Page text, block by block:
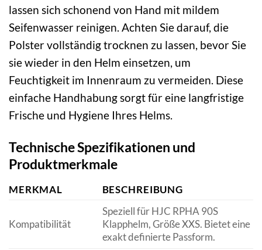
lassen sich schonend von Hand mit mildem
Seifenwasser reinigen. Achten Sie darauf, die
Polster vollständig trocknen zu lassen, bevor Sie
sie wieder in den Helm einsetzen, um
Feuchtigkeit im Innenraum zu vermeiden. Diese
einfache Handhabung sorgt für eine langfristige
Frische und Hygiene Ihres Helms.
Technische Spezifikationen und
Produktmerkmale
MERKMAL BESCHREIBUNG
Kompatibilität
Speziell für HJC RPHA 90S
Klapphelm, Größe XXS. Bietet eine
exakt definierte Passform.